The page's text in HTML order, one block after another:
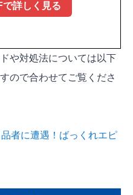
詳しく見る
や対処法については以下
ので合わせてご覧くださ
者に遭遇！ばっくれエピ